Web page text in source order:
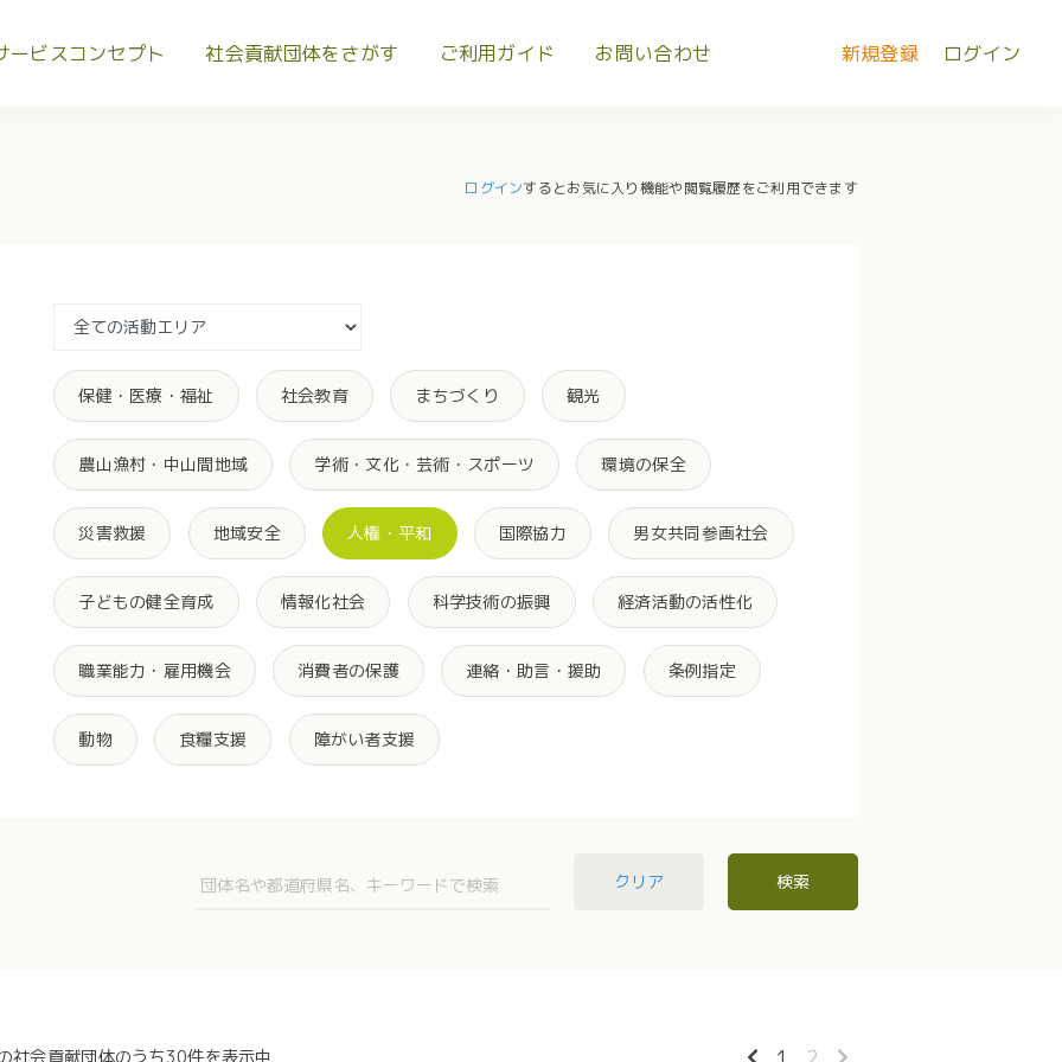
ービスコンセプト 社会貢献団体をさがす ご利用ガイド お問い合わせ 新規登録 ログイン
ログインするとお気に入り機能や閲覧履歴をご利用できます
保健・医療・福祉 社会教育 まちづくり 観光
農山漁村・中山間地域 学術・文化・芸術・スポーツ 環境の保全
災害救援 地域安全 人権・平和 国際協力 男女共同参画社会
子どもの健全育成 情報化社会 科学技術の振興 経済活動の活性化
職業能力・雇用機会 消費者の保護 連絡・助言・援助 条例指定
動物 食糧支援 障がい者支援
クリア 検索
社会貢献団体のうち30件を表示中